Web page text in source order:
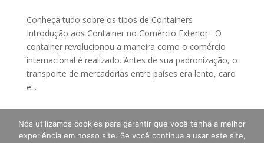
Conheça tudo sobre os tipos de Containers
Introdução aos Container no Comércio Exterior O
container revolucionou a maneira como o comércio
internacional é realizado. Antes de sua padronização, o
transporte de mercadorias entre países era lento, caro
e...
Nós utilizamos cookies para garantir que você tenha a melhor
experiência em nosso site. Se você continua a usar este site,